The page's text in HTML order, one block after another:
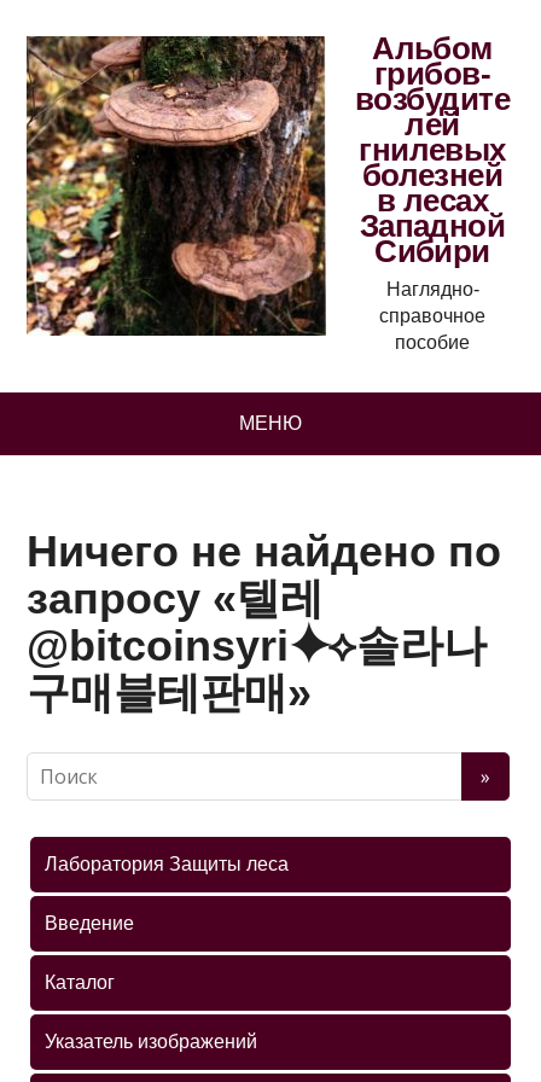
Альбом
грибов-
возбудите
лей
гнилевых
болезней
в лесах
Западной
Сибири
Наглядно-
справочное
пособие
МЕНЮ
Ничего не найдено по
запросу «텔레
@bitcoinsyri⯌⟡솔라나
구매블테판매»
Лаборатория Защиты леса
Введение
Каталог
Указатель изображений